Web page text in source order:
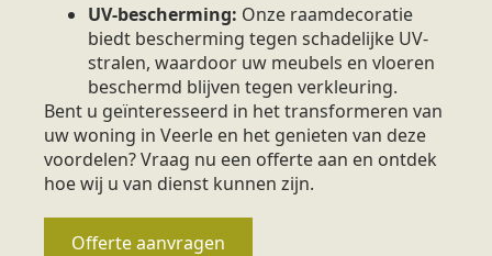
UV-bescherming: Onze raamdecoratie
biedt bescherming tegen schadelijke UV-
stralen, waardoor uw meubels en vloeren
beschermd blijven tegen verkleuring.
Bent u geïnteresseerd in het transformeren van
uw woning in Veerle en het genieten van deze
voordelen? Vraag nu een offerte aan en ontdek
hoe wij u van dienst kunnen zijn.
Offerte aanvragen